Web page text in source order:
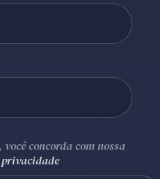
concorda com nossa